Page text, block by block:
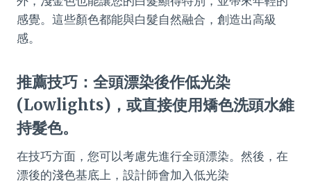
感覺。這些顏色都能與白髮自然融合，創造出高級
感。
推薦技巧：全頭漂染後作低光染
(Lowlights)，或直接使用矯色洗頭水維
持髮色。
在技巧方面，您可以考慮先進行全頭漂染。然後，在
漂後的淺色基底上，設計師會加入低光染